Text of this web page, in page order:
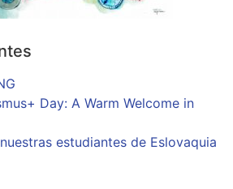
Day: A Warm Welcome in
estudiantes de Eslovaquia